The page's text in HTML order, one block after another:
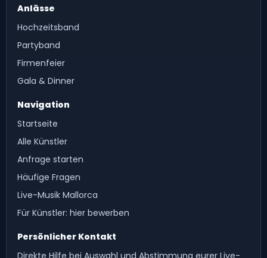
Anlässe
Hochzeitsband
Partyband
Firmenfeier
Gala & Dinner
Navigation
Startseite
Alle Künstler
Anfrage starten
Häufige Fragen
Live-Musik Mallorca
Für Künstler: hier bewerben
Persönlicher Kontakt